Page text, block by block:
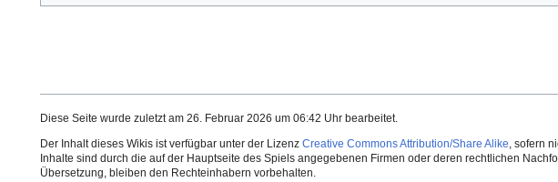
Diese Seite wurde zuletzt am 26. Februar 2026 um 06:42 Uhr bearbeitet.
Der Inhalt dieses Wikis ist verfügbar unter der Lizenz Creative Commons Attribution/Share Alike, sofern
Inhalte sind durch die auf der Hauptseite des Spiels angegebenen Firmen oder deren rechtlichen
Übersetzung, bleiben den Rechteinhabern vorbehalten.